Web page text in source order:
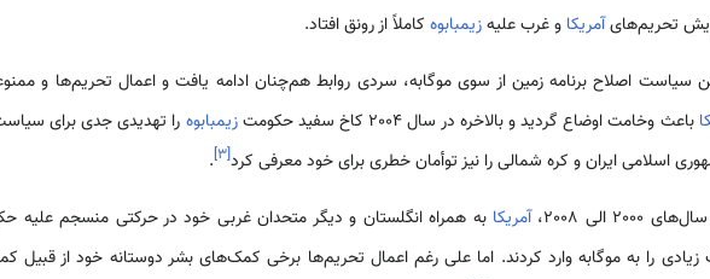
تحریم‌هایآمریکا و غرب علیهزیمبابوه کاملاً از رونق افتاد.
سیاست اصلاح برنامه زمین از سوی موگابه، سردی روابط هم‌چنان ادامه یافت و اعمال تحریم‌ها و
باعث وخامت اوضاع گردید و بالاخره در سال 2004 کاخ سفید حکومت زیمبابوه را تهدیدی جدی برای
اسلامی ایران و کره شمالی را نیز توأمان خطری برای خود معرفی کرد[۳]
.
الی 2008، آمریکا به همراه انگلستان و دیگر متحدان غربی خود در حرکتی منسجم علیه